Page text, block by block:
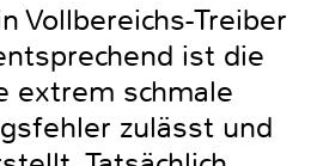
Vollbereichs-Treiber
ist die
extrem schmale
zulässt und